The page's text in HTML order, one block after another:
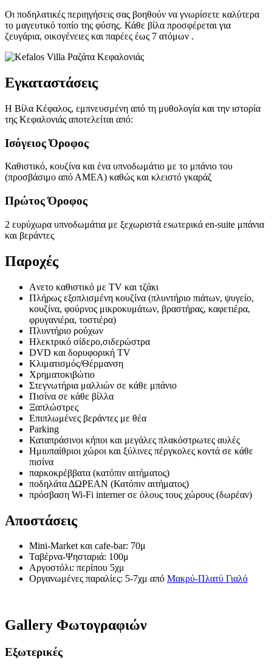
Οι ποδηλατικές περιηγήσεις σας βοηθούν να γνωρίσετε καλύτερα
το μαγευτικό τοπίο της φύσης. Κάθε βίλα προσφέρεται για
ζευγάρια, οικογένειες και παρέες έως 7 ατόμων .
Εγκαταστάσεις
Η Βίλα Κέφαλος, εμπνευσμένη από τη μυθολογία και την ιστορία
της Κεφαλονιάς αποτελείται από:
Ισόγειος Όροφος
Καθιστικό, κουζίνα και ένα υπνοδωμάτιο με το μπάνιο του
(προσβάσιμο από ΑΜΕΑ) καθώς και κλειστό γκαράζ
Πρώτος Όροφος
2 ευρύχωρα υπνοδωμάτια με ξεχωριστά εsωτερικά en-suite μπάνια
και βεράντες
Παροχές
Aνετο καθιστικό με TV και τζάκι
Πλήρως εξοπλισμένη κουζίνα (πλυντήριο πιάτων, ψυγείο,
κουζίνα, φούρνος μικροκυμάτων, βραστήρας, καφετιέρα,
φρυγανιέρα, τοστιέρα)
Πλυντήριο ρούχων
Hλεκτρικό σίδερο,σιδερώστρα
DVD και δορυφορική TV
Κλιματισμός/Θέρμανση
Χρηματοκιβώτιο
Στεγνωτήρια μαλλιών σε κάθε μπάνιο
Πισίνα σε κάθε βίλλα
Ξαπλώστρες
Επιπλωμένες βεράντες με θέα
Parking
Καταπράσινοι κήποι και μεγάλες πλακόστρωτες αυλές
Ημιυπαίθριοι χώροι και ξύλινες πέργκολες κοντά σε κάθε
πισίνα
παρκοκρέββατα (κατόπιν αιτήματος)
ποδηλάτα ΔΩΡΕΑΝ (Κατόπιν αιτήματος)
πρόσβαση Wi-Fi interner σε όλους τους χώρους (δωρέαν)
Αποστάσεις
Mini-Market και cafe-bar: 70μ
Ταβέρνα-Ψησταριά: 100μ
Αργοστόλι: περίπου 5χμ
Οργανωμένες παραλίες: 5-7χμ από Μακρύ-Πλατύ Γιαλό
Gallery Φωτογραφιών
Εξωτερικές